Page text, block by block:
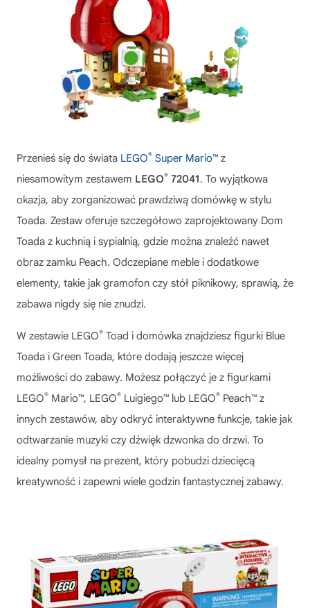
Przenieś się do świata LEGO® Super Mario™ z
niesamowitym zestawem LEGO® 72041. To wyjątkowa
okazja, aby zorganizować prawdziwą domówkę w stylu
Toada. Zestaw oferuje szczegółowo zaprojektowany Dom
Toada z kuchnią i sypialnią, gdzie można znaleźć nawet
obraz zamku Peach. Odczepiane meble i dodatkowe
elementy, takie jak gramofon czy stół piknikowy, sprawią, że
zabawa nigdy się nie znudzi.
W zestawie LEGO® Toad i domówka znajdziesz figurki Blue
Toada i Green Toada, które dodają jeszcze więcej
możliwości do zabawy. Możesz połączyć je z figurkami
LEGO® Mario™, LEGO® Luigiego™ lub LEGO® Peach™ z
innych zestawów, aby odkryć interaktywne funkcje, takie jak
odtwarzanie muzyki czy dźwięk dzwonka do drzwi. To
idealny pomysł na prezent, który pobudzi dziecięcą
kreatywność i zapewni wiele godzin fantastycznej zabawy.